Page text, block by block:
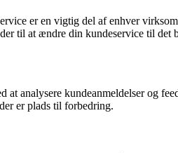
er en vigtig del af enhver
til at ændre din kundeservice til det
analysere kundeanmeldelser og
er plads til forbedring.